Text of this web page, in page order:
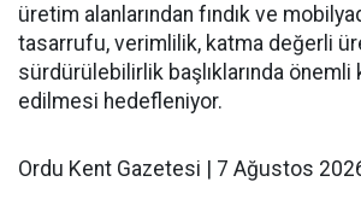
üretim alanlarından fındık ve
tasarrufu, verimlilik, katma değerli
sürdürülebilirlik başlıklarında önemli
edilmesi hedefleniyor.
Ordu Kent Gazetesi | 7 Ağustos